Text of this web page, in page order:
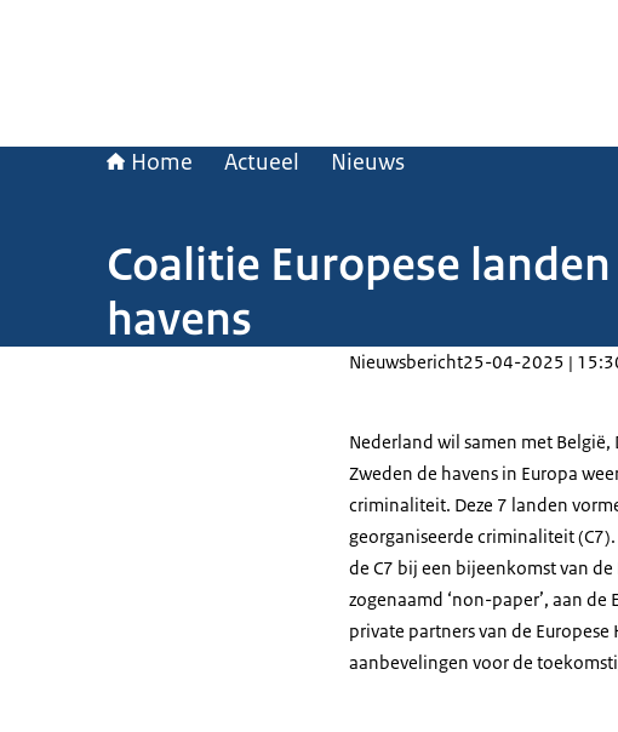
Home Actueel Nieuws
Coalitie Europese
havens
Nieuwsbericht25-04-2025 |
Nederland wil samen met
Zweden de havens in Europa
criminaliteit. Deze 7 landen
georganiseerde criminaliteit
de C7 bij een bijeenkomst van
zogenaamd ‘non-paper’, aan
private partners van de
aanbevelingen voor de